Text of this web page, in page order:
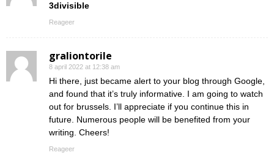
3divisible
Reageer
graliontorile
8 april 2022 at 12:38 am
Hi there, just became alert to your blog through Google,
and found that it’s truly informative. I am going to watch
out for brussels. I’ll appreciate if you continue this in
future. Numerous people will be benefited from your
writing. Cheers!
Reageer